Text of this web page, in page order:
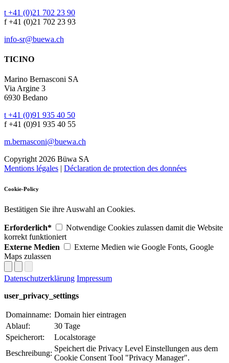
t +41 (0)21 702 23 90
f +41 (0)21 702 23 93
info-sr@buewa.ch
TICINO
Marino Bernasconi SA
Via Argine 3
6930 Bedano
t +41 (0)91 935 40 50
f +41 (0)91 935 40 55
m.bernasconi@buewa.ch
Copyright 2026 Büwa SA
Mentions légales | Déclaration de protection des données
Cookie-Policy
Bestätigen Sie ihre Auswahl an Cookies.
Erforderlich*
Notwendige Cookies zulassen damit die Website
korrekt funktioniert
Externe Medien
Externe Medien wie Google Fonts, Google
Maps zulassen
Datenschutzerklärung Impressum
user_privacy_settings
Domainname: Domain hier eintragen
Ablauf:
30 Tage
Speicherort:
Localstorage
Beschreibung:
Speichert die Privacy Level Einstellungen aus dem
Cookie Consent Tool "Privacy Manager".